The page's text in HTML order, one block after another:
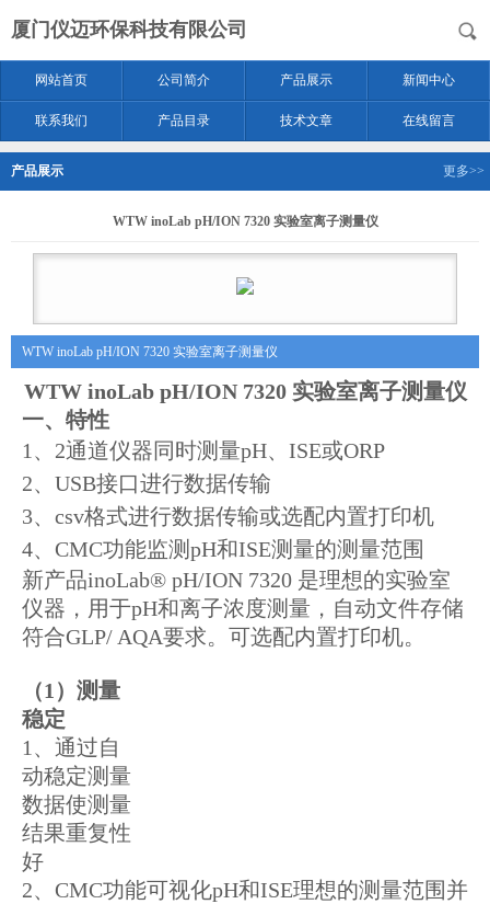
厦门仪迈环保科技有限公司
网站首页 公司简介 产品展示 新闻中心
联系我们 产品目录 技术文章 在线留言
产品展示 更多>>
WTW inoLab pH/ION 7320 实验室离子测量仪
WTW inoLab pH/ION 7320 实验室离子测量仪
WTW inoLab pH/ION 7320 实验室离子测量仪
一、 特性
1、2通道仪器同时测量pH、ISE或ORP
2、USB接口进行数据传输
3、csv格式进行数据传输或选配内置打印机
4、CMC功能监测pH和ISE测量的测量范围
新产品inoLab® pH/ION 7320 是理想的实验室
仪器，用于pH和离子浓度测量，自动文件存储
符合GLP/ AQA要求。可选配内置打印机。
（1） 测量
稳定
1、通过自
动稳定测量
数据使测量
结果重复性
好
2、CMC功能可视化pH和ISE理想的测量范围并